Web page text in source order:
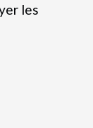
les